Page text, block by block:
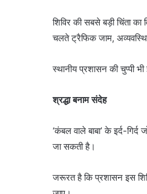
शिविर की सबसे बड़ी चिंता
चलते ट्रैफिक जाम,
स्थानीय प्रशासन की चुप्पी
श्रद्धा बनाम संदेह
‘कंबल वाले बाबा’ के इर्द-
जा सकती है।
जरूरत है कि प्रशासन इस